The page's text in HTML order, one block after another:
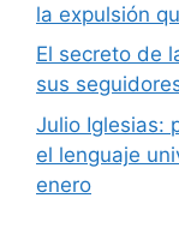
la expulsión
El secreto de
sus
Julio Iglesias:
el lenguaje
enero